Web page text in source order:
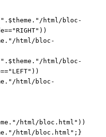
html/bloc-
html/bloc-
html/bloc-
html/bloc-
html/bloc.html"))
html/bloc.html";}